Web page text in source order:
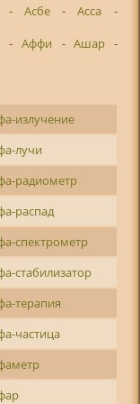
- Асбе - Асса
-
- Аффи - Ашар -
излучение
лучи
радиометр
распад
спектрометр
стабилизатор
терапия
частица